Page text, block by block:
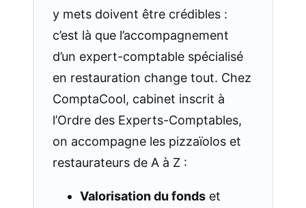
y mets doivent être crédibles :
c’est là que l’accompagnement
d’un expert-comptable spécialisé
en restauration change tout. Chez
ComptaCool, cabinet inscrit à
l’Ordre des Experts-Comptables,
on accompagne les pizzaïolos et
restaurateurs de A à Z :
Valorisation du fonds et